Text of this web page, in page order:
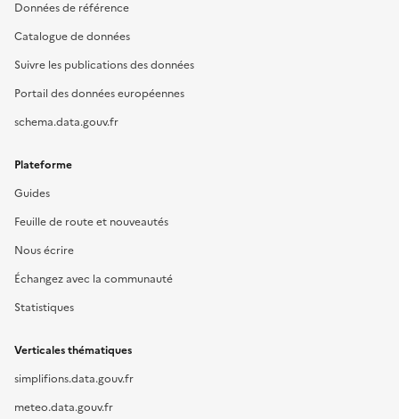
Données de référence
Catalogue de données
Suivre les publications des données
Portail des données européennes
schema.data.gouv.fr
Plateforme
Guides
Feuille de route et nouveautés
Nous écrire
Échangez avec la communauté
Statistiques
Verticales thématiques
simplifions.data.gouv.fr
meteo.data.gouv.fr